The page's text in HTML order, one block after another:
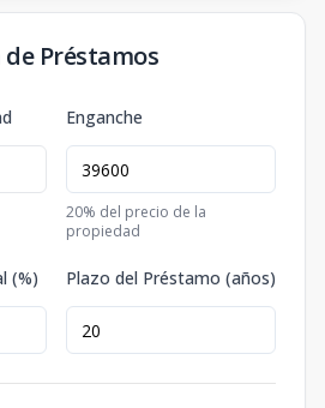
Préstamos
Enganche
20% del precio de la
propiedad
(%) Plazo del Préstamo (años)